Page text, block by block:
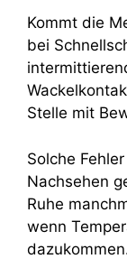
Kommt die
bei
Stelle mit
Solche
Nachsehen
Ruhe
wenn